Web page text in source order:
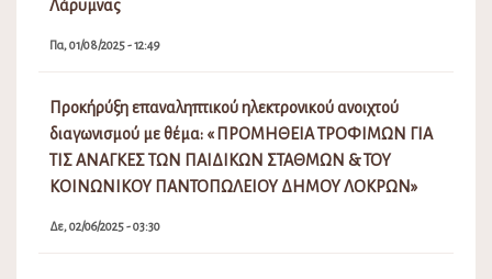
Λάρυμνας
Πα, 01/08/2025 - 12:49
Προκήρύξη επαναληπτικού ηλεκτρονικού ανοιχτού
διαγωνισμού με θέμα: « ΠΡΟΜΗΘΕΙΑ ΤΡΟΦΙΜΩΝ ΓΙΑ
ΤΙΣ ΑΝΑΓΚΕΣ ΤΩΝ ΠΑΙΔΙΚΩΝ ΣΤΑΘΜΩΝ & ΤΟΥ
ΚΟΙΝΩΝΙΚΟΥ ΠΑΝΤΟΠΩΛΕΙΟΥ ΔΗΜΟΥ ΛΟΚΡΩΝ»
Δε, 02/06/2025 - 03:30